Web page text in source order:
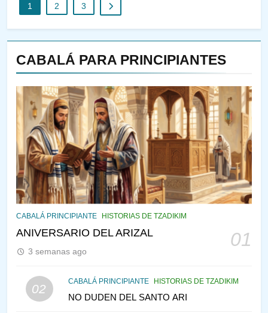
CABALÁ PARA PRINCIPIANTES
CABALÁ PRINCIPIANTE HISTORIAS DE TZADIKIM
ANIVERSARIO DEL ARIZAL 01
3 semanas ago
02
CABALÁ PRINCIPIANTE HISTORIAS DE TZADIKIM
NO DUDEN DEL SANTO ARI
144
¿QUIÉN ES SABIO? EL QUE
VE LO QUE VA A NACER
PENSAMIENTO JUDÍO PIRKEI AVOT
145
CABALÁ Y JASIDUT: EL
CONSEJO DE LOS PADRES
146
TEMPLO Y LA ALEGRÍA EN
1 2 3